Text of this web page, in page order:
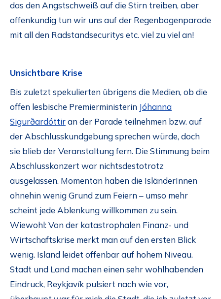
das den Angstschweiß auf die Stirn treiben, aber
offenkundig tun wir uns auf der Regenbogenparade
mit all den Radstandsecuritys etc. viel zu viel an!
Unsichtbare Krise
Bis zuletzt spekulierten übrigens die Medien, ob die
offen lesbische Premierministerin Jóhanna
Sigurðardóttiran der Parade teilnehmen bzw. auf
der Abschlusskundgebung sprechen würde, doch
sie blieb der Veranstaltung fern. Die Stimmung beim
Abschlusskonzert war nichtsdestotrotz
ausgelassen. Momentan haben die IsländerInnen
ohnehin wenig Grund zum Feiern – umso mehr
scheint jede Ablenkung willkommen zu sein.
Wiewohl: Von der katastrophalen Finanz- und
Wirtschaftskrise merkt man auf den ersten Blick
wenig. Island leidet offenbar auf hohem Niveau.
Stadt und Land machen einen sehr wohlhabenden
Eindruck, Reykjavík pulsiert nach wie vor,